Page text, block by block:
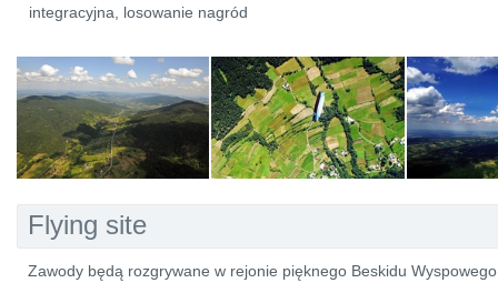
integracyjna, losowanie nagród
Flying site
Zawody będą rozgrywane w rejonie pięknego Beskidu